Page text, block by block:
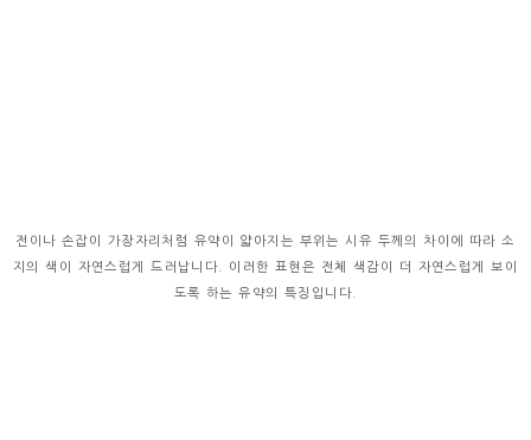
전이나 손잡이 가장자리처럼 유약이 얇아지는 부위는 시유 두께의 차이에 따라 소
지의 색이 자연스럽게 드러납니다. 이러한 표현은 전체 색감이 더 자연스럽게 보이
도록 하는 유약의 특징입니다.